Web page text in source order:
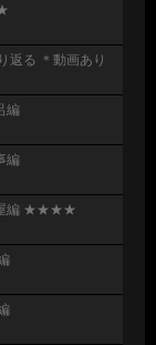
返る ＊動画あり
編
編
屋編 ★★★★